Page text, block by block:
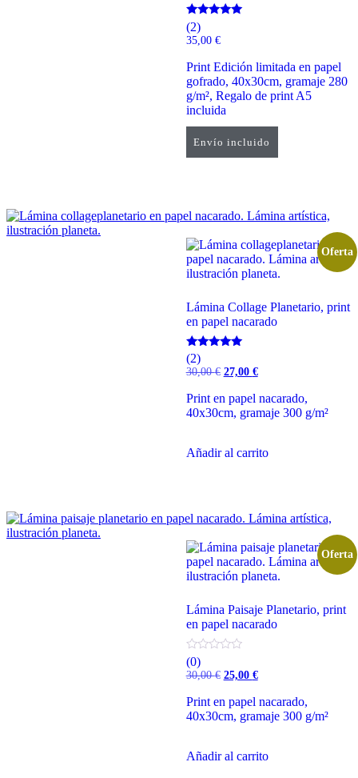
Envío incluido
Valorado
con
5.00
(2)
35,00 €
Print Edición limitada en papel
gofrado, 40x30cm, gramaje 280
g/m², Regalo de print A5
incluida
Añadir al carrito
Oferta
Lámina Collage Planetario, print
en papel nacarado
Valorado
con
5.00
(2)
30,00€ El
original
era:
30,00 €.
27,00 €El
actual
es:
27,00 €.
Print en papel nacarado,
40x30cm, gramaje 300 g/m²
Añadir al carrito
Oferta
Lámina Paisaje Planetario, print
en papel nacarado
(0)
30,00€ El
original
era:
30,00 €.
25,00 €El
actual
es:
25,00 €.
Print en papel nacarado,
40x30cm, gramaje 300 g/m²
Añadir al carrito